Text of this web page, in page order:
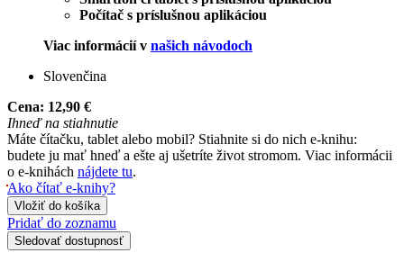
Počítač s príslušnou aplikáciou
Viac informácií v našich návodoch
Slovenčina
Cena: 12,90 €
Ihneď na stiahnutie
Máte čítačku, tablet alebo mobil? Stiahnite si do nich e-knihu:
budete ju mať hneď a ešte aj ušetríte život stromom. Viac informácii
o e-knihách nájdete tu.
Ako čítať e-knihy?
Vložiť do košíka
Pridať do zoznamu
Sledovať dostupnosť